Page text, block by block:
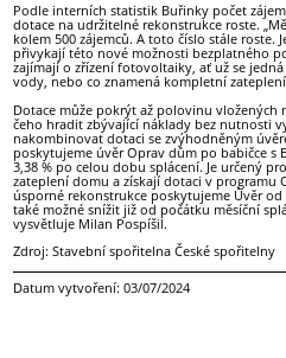
Podle interních statistik Buřinky počet
dotace na udržitelné rekonstrukce roste.
kolem 500 zájemců. A toto číslo stále roste.
přivykají této nové možnosti bezplatného
zajímají o zřízení fotovoltaiky, ať už se
vody, nebo co znamená kompletní
Dotace může pokrýt až polovinu vložených
čeho hradit zbývající náklady bez nutnosti
nakombinovat dotaci se zvýhodněným
poskytujeme úvěr Oprav dům po babičce
3,38 % po celou dobu splácení. Je určený
zateplení domu a získají dotaci v programu
úsporné rekonstrukce poskytujeme Úvěr
také možné snížit již od počátku měsíční
vysvětluje Milan Pospíšil.
Zdroj: Stavební spořitelna České spořitelny
Datum vytvoření: 03/07/2024